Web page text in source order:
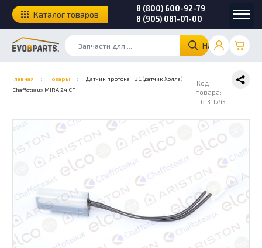
Найти
8 (800) 600-92-79
8 (905) 081-01-00
Каталог товаров
Главная › Товары ›
Датчик протока ГВС (датчик Холла)
Chaffoteaux MIRA 24 CF
Код
товара:
61311745